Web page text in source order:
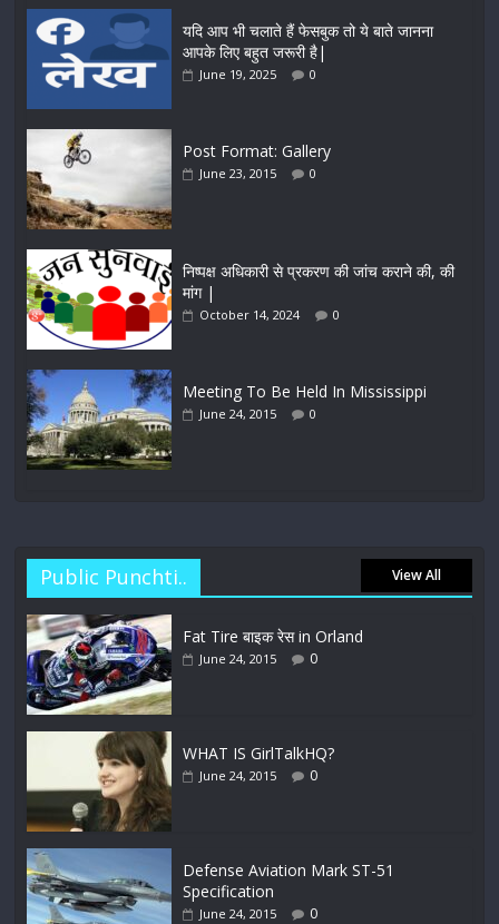
यदि आप भी चलाते हैं फेसबुक तो ये बाते जानना
आपके लिए बहुत जरूरी है|
June 19, 2025 0
Post Format: Gallery
June 23, 2015 0
निष्पक्ष अधिकारी से प्रकरण की जांच कराने की, की
मांग |
October 14, 2024 0
Meeting To Be Held In Mississippi
June 24, 2015 0
Public Punchti.. View All
Fat Tire बाइक रेस in Orland
June 24, 2015 0
WHAT IS GirlTalkHQ?
June 24, 2015 0
Defense Aviation Mark ST-51
Specification
June 24, 2015 0